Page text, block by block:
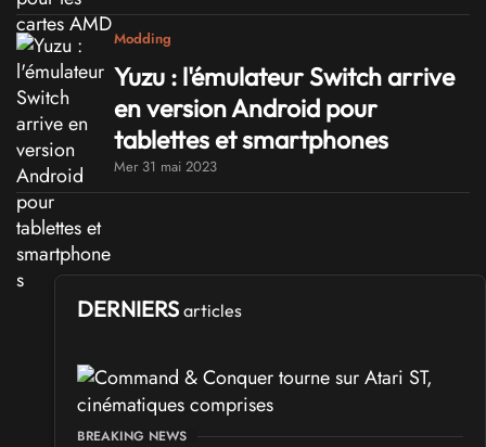
Modding
Yuzu : l'émulateur Switch arrive
en version Android pour
tablettes et smartphones
Mer 31 mai 2023
DERNIERS articles
BREAKING NEWS